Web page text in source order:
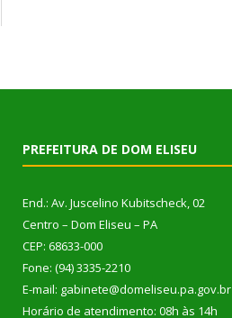
PREFEITURA DE DOM ELISEU
End.: Av. Juscelino Kubitscheck, 02
Centro – Dom Eliseu – PA
CEP: 68633-000
Fone: (94) 3335-2210
E-mail: gabinete@domeliseu.pa.gov.br
Horário de atendimento: 08h às 14h